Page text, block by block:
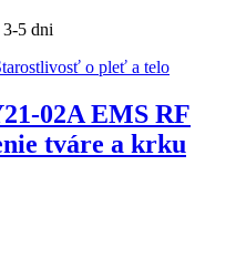
3-5 dni
o pleť a telo
02A EMS RF
tváre a krku